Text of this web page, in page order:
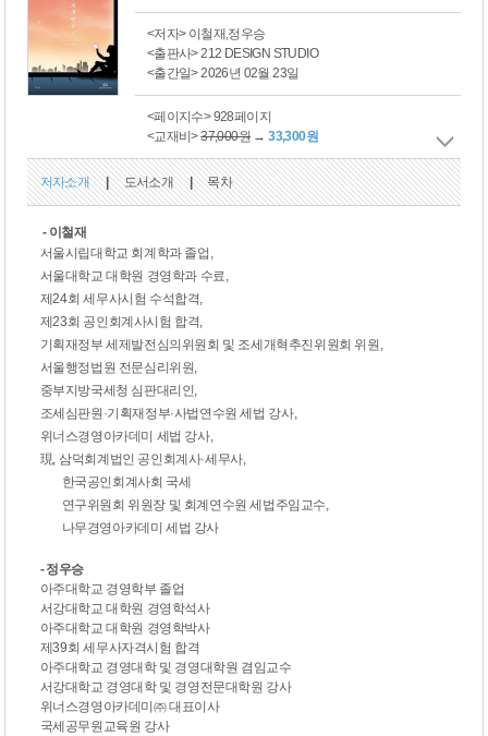
<저자> 이철재,정우승
<출판사> 212 DESIGN STUDIO
<출간일> 2026년 02월 23일
<페이지수> 928페이지
<교재비>37,000원 →33,300원
저자소개 | 도서소개 | 목차
- 이철재
서울시립대학교 회계학과 졸업
서울대학교 대학원 경영학과 수료
제24회 세무사시험 수석합격
제23회 공인회계사시험 합격
기획재정부 세제발전심의위원회 및 조세개혁추진위원회 위원
서울행정법원 전문심리위원
중부지방국세청 심판대리인
조세심판원 ·기획재정부·사법연수원 세법 강사,
위너스경영아카데미 세법 강사,
現 ,삼덕회계법인 공인회계사·세무사,
한국공인회계사회 국세
연구위원회 위원장 및 회계연수원 세법주임교수
나무경영아카데미 세법 강사
- 정우승
아주대학교 경영학부 졸업
서강대학교 대학원 경영학석사
아주대학교 대학원 경영학박사
제39회 세무사자격시험 합격
아주대학교 경영대학 및 경영대학원 겸임교수
서강대학교 경영대학 및 경영전문대학원 강사
위너스경영아카데미㈜대표이사
국세공무원교육원 강사